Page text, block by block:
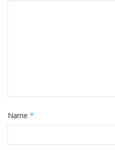
Name *